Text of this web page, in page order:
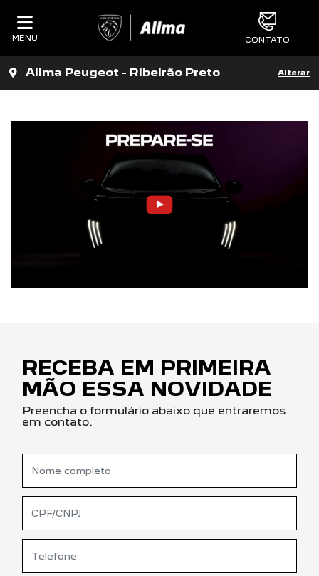
MENU CONTATO
Allma Peugeot - Ribeirão Preto Alterar
RECEBA EM PRIMEIRA
MÃO ESSA NOVIDADE
Preencha o formulário abaixo que entraremos
em contato.